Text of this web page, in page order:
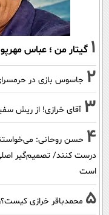
1 گیتار من ؛ عباس
2 جاسوس بازی در
3 آقای خرازی! از ریش
4 حسن روحانی:
درست کنند/ تصمیم‌گیر
است
5 محمدباقر خرازی